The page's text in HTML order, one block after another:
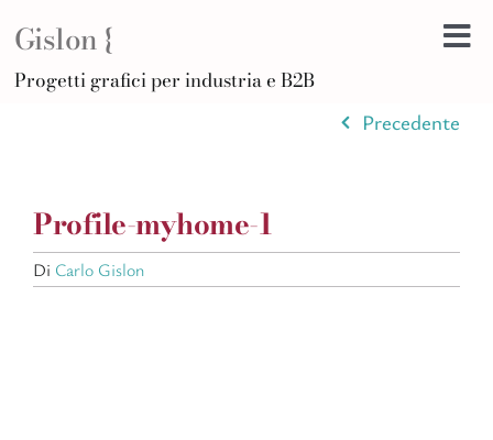
Gislon {
Progetti grafici per industria e B2B
Precedente
Profile-myhome-1
Di Carlo Gislon